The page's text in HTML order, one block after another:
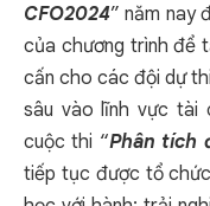
CFO2024” năm nay
của chương trình để
cấn cho các đội dự
sâu vào lĩnh vực tài
cuộc thi “Phân tích
tiếp tục được tổ